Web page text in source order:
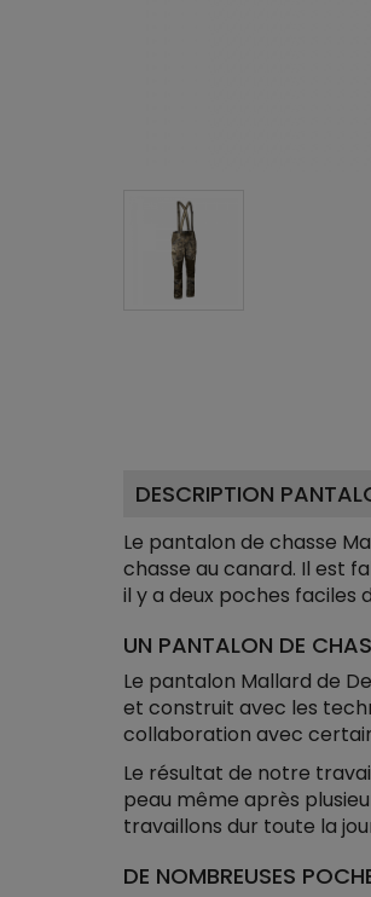
DESCRIPTION
Le pantalon de chasse
chasse au canard. Il est
il y a deux poches
UN PANTALON DE
Le pantalon Mallard de
et construit avec les
collaboration avec
Le résultat de notre
peau même après
travaillons dur toute la
DE NOMBREUSES